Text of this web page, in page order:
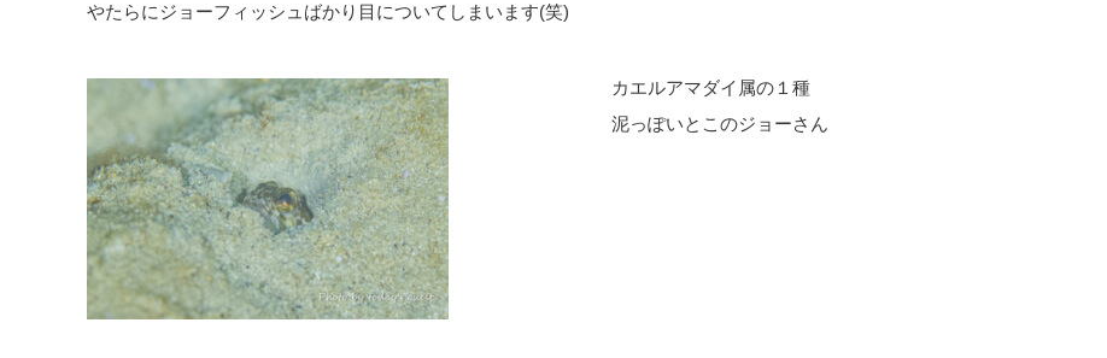
やたらにジョーフィッシュばかり目についてしまいます(笑)
カエルアマダイ属の１種
泥っぽいとこのジョーさん